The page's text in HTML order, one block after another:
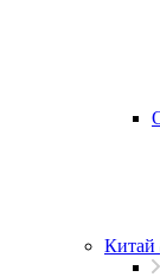
Китай